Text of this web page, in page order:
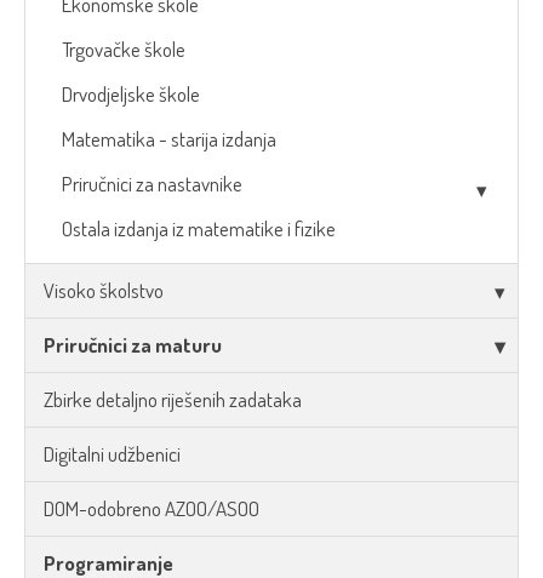
Trgovačke škole
Drvodjeljske škole
Matematika - starija izdanja
Priručnici za nastavnike
Ostala izdanja iz matematike i fizike
Visoko školstvo
Priručnici za maturu
Zbirke detaljno riješenih zadataka
Digitalni udžbenici
DOM-odobreno AZOO/ASOO
Programiranje